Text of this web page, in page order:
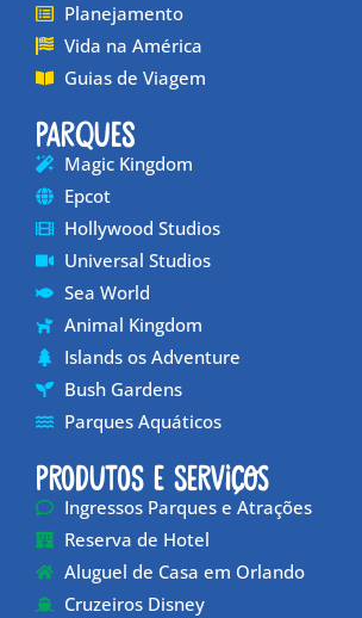
Planejamento
Vida na América
Guias de Viagem
Parques
Magic Kingdom
Epcot
Hollywood Studios
Universal Studios
Sea World
Animal Kingdom
Islands os Adventure
Bush Gardens
Parques Aquáticos
Produtos e Serviços
Ingressos Parques e Atrações
Reserva de Hotel
Aluguel de Casa em Orlando
Cruzeiros Disney